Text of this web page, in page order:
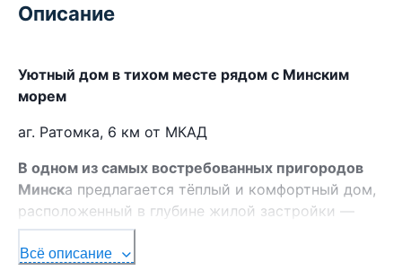
Описание
Уютный дом в тихом месте рядом с Минским
морем
аг. Ратомка, 6 км от МКАД
В одном из самых востребованных пригородов
Минска предлагается тёплый и комфортный дом,
расположенный в глубине жилой застройки —
вдали от шума дорог и городской суеты.
В 2015 году выполнена полная реконструкция
Всё описание